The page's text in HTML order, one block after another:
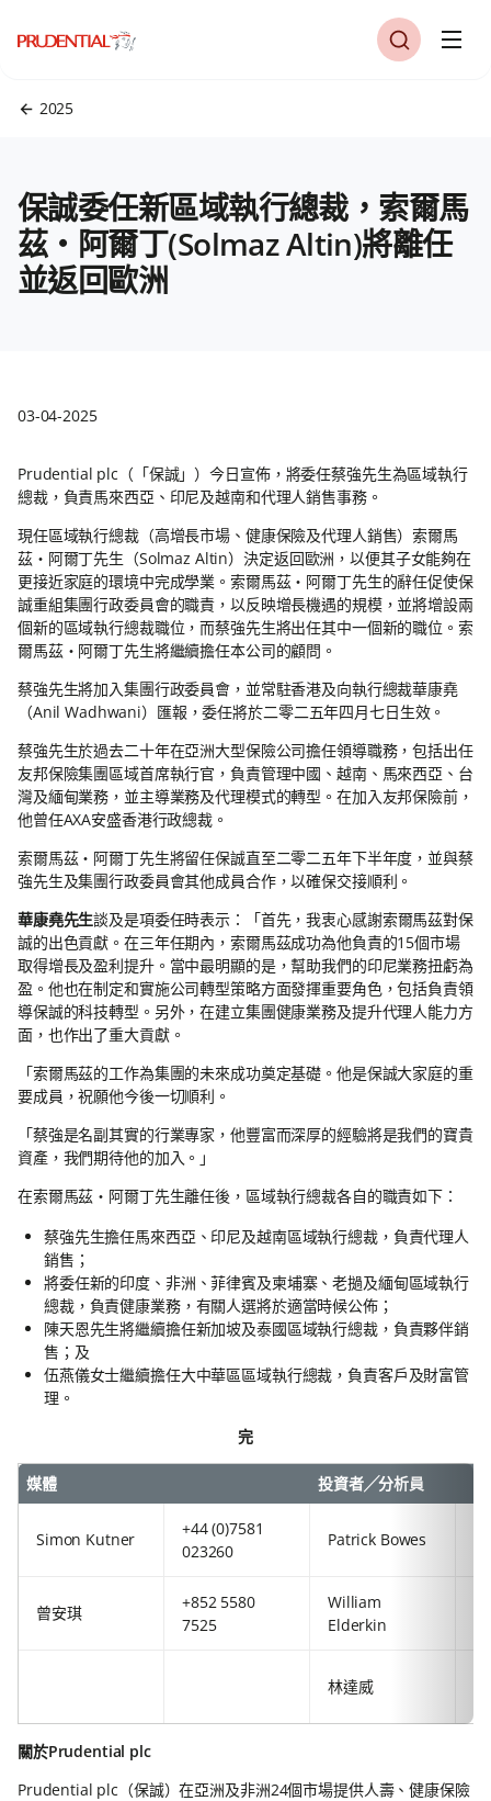
2025
保誠委任新區域執行總裁，索爾馬
茲‧阿爾丁(Solmaz Altin)將離任
並返回歐洲
03-04-2025
Prudential plc（「保誠」）今日宣佈，將委任蔡強先生為區域執行
總裁，負責馬來西亞、印尼及越南和代理人銷售事務。
現任區域執行總裁（高增長市場、健康保險及代理人銷售）索爾馬
茲‧阿爾丁先生（Solmaz Altin）決定返回歐洲，以便其子女能夠在
更接近家庭的環境中完成學業。索爾馬茲‧阿爾丁先生的辭任促使保
誠重組集團行政委員會的職責，以反映增長機遇的規模，並將增設兩
個新的區域執行總裁職位，而蔡強先生將出任其中一個新的職位。索
爾馬茲‧阿爾丁先生將繼續擔任本公司的顧問。
蔡強先生將加入集團行政委員會，並常駐香港及向執行總裁華康堯
（Anil Wadhwani）匯報，委任將於二零二五年四月七日生效。
蔡強先生於過去二十年在亞洲大型保險公司擔任領導職務，包括出任
友邦保險集團區域首席執行官，負責管理中國、越南、馬來西亞、台
灣及緬甸業務，並主導業務及代理模式的轉型。在加入友邦保險前，
他曾任AXA安盛香港行政總裁。
索爾馬茲‧阿爾丁先生將留任保誠直至二零二五年下半年度，並與蔡
強先生及集團行政委員會其他成員合作，以確保交接順利。
華康堯先生談及是項委任時表示：「首先，我衷心感謝索爾馬茲對保
誠的出色貢獻。在三年任期內，索爾馬茲成功為他負責的15個市場
取得增長及盈利提升。當中最明顯的是，幫助我們的印尼業務扭虧為
盈。他也在制定和實施公司轉型策略方面發揮重要角色，包括負責領
導保誠的科技轉型。另外，在建立集團健康業務及提升代理人能力方
面，也作出了重大貢獻。
「索爾馬茲的工作為集團的未來成功奠定基礎。他是保誠大家庭的重
要成員，祝願他今後一切順利。
「蔡強是名副其實的行業專家，他豐富而深厚的經驗將是我們的寶貴
資產，我們期待他的加入。」
在索爾馬茲‧阿爾丁先生離任後，區域執行總裁各自的職責如下：
蔡強先生擔任馬來西亞、印尼及越南區域執行總裁，負責代理人
銷售；
將委任新的印度、非洲、菲律賓及柬埔寨、老撾及緬甸區域執行
總裁，負責健康業務，有關人選將於適當時候公佈；
陳天恩先生將繼續擔任新加坡及泰國區域執行總裁，負責夥伴銷
售；及
伍燕儀女士繼續擔任大中華區區域執行總裁，負責客戶及財富管
理。
完
媒體 投資者╱分析員
Simon Kutner
+44 (0)7581
023260
Patrick Bowes
曾安琪
+852 5580
7525
William
Elderkin
林達威
關於Prudential plc
Prudential plc（保誠）在亞洲及非洲24個市場提供人壽、健康保險